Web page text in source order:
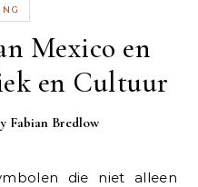
Mexico en
en Cultuur
Fabian Bredlow